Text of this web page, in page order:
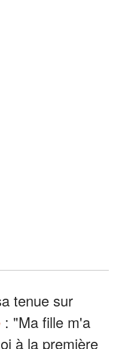
tenue sur
: "Ma fille m'a
à la première